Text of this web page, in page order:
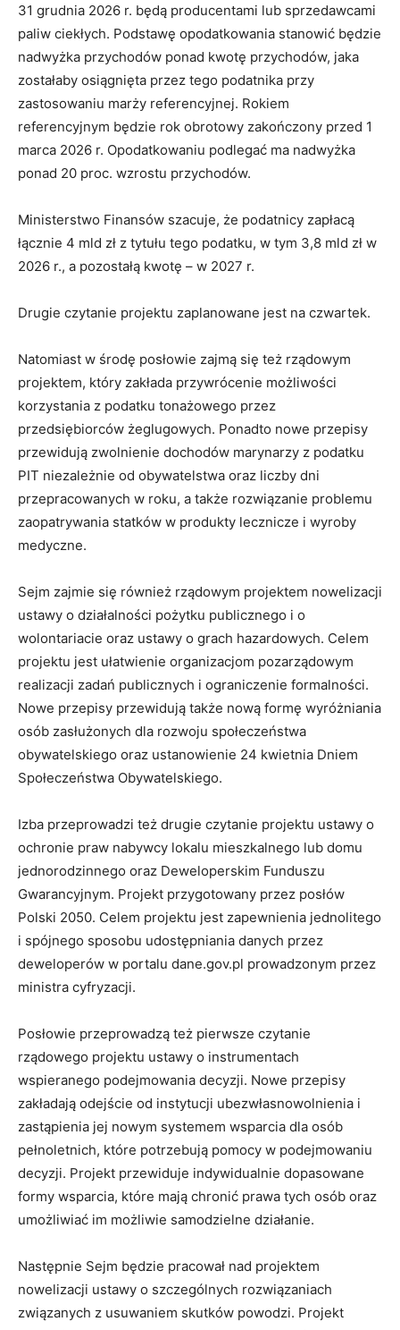
31 grudnia 2026 r. będą producentami lub sprzedawcami
paliw ciekłych. Podstawę opodatkowania stanowić będzie
nadwyżka przychodów ponad kwotę przychodów, jaka
zostałaby osiągnięta przez tego podatnika przy
zastosowaniu marży referencyjnej. Rokiem
referencyjnym będzie rok obrotowy zakończony przed 1
marca 2026 r. Opodatkowaniu podlegać ma nadwyżka
ponad 20 proc. wzrostu przychodów.
Ministerstwo Finansów szacuje, że podatnicy zapłacą
łącznie 4 mld zł z tytułu tego podatku, w tym 3,8 mld zł w
2026 r., a pozostałą kwotę – w 2027 r.
Drugie czytanie projektu zaplanowane jest na czwartek.
Natomiast w środę posłowie zajmą się też rządowym
projektem, który zakłada przywrócenie możliwości
korzystania z podatku tonażowego przez
przedsiębiorców żeglugowych. Ponadto nowe przepisy
przewidują zwolnienie dochodów marynarzy z podatku
PIT niezależnie od obywatelstwa oraz liczby dni
przepracowanych w roku, a także rozwiązanie problemu
zaopatrywania statków w produkty lecznicze i wyroby
medyczne.
Sejm zajmie się również rządowym projektem nowelizacji
ustawy o działalności pożytku publicznego i o
wolontariacie oraz ustawy o grach hazardowych. Celem
projektu jest ułatwienie organizacjom pozarządowym
realizacji zadań publicznych i ograniczenie formalności.
Nowe przepisy przewidują także nową formę wyróżniania
osób zasłużonych dla rozwoju społeczeństwa
obywatelskiego oraz ustanowienie 24 kwietnia Dniem
Społeczeństwa Obywatelskiego.
Izba przeprowadzi też drugie czytanie projektu ustawy o
ochronie praw nabywcy lokalu mieszkalnego lub domu
jednorodzinnego oraz Deweloperskim Funduszu
Gwarancyjnym. Projekt przygotowany przez posłów
Polski 2050. Celem projektu jest zapewnienia jednolitego
i spójnego sposobu udostępniania danych przez
deweloperów w portalu dane.gov.pl prowadzonym przez
ministra cyfryzacji.
Posłowie przeprowadzą też pierwsze czytanie
rządowego projektu ustawy o instrumentach
wspieranego podejmowania decyzji. Nowe przepisy
zakładają odejście od instytucji ubezwłasnowolnienia i
zastąpienia jej nowym systemem wsparcia dla osób
pełnoletnich, które potrzebują pomocy w podejmowaniu
decyzji. Projekt przewiduje indywidualnie dopasowane
formy wsparcia, które mają chronić prawa tych osób oraz
umożliwiać im możliwie samodzielne działanie.
Następnie Sejm będzie pracował nad projektem
nowelizacji ustawy o szczególnych rozwiązaniach
związanych z usuwaniem skutków powodzi. Projekt